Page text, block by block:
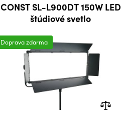
CONST SL-L900DT 150W LED
štúdiové svetlo
Doprava zdarma